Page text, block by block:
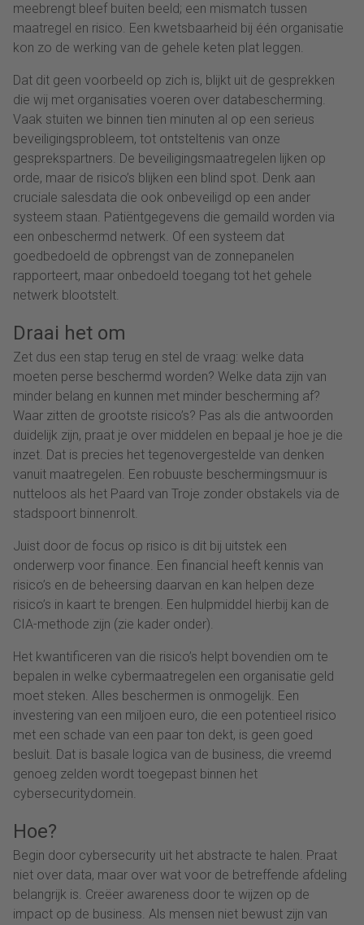
meebrengt bleef buiten beeld; een mismatch tussen
maatregel en risico. Een kwetsbaarheid bij één organisatie
kon zo de werking van de gehele keten plat leggen.
Dat dit geen voorbeeld op zich is, blijkt uit de gesprekken
die wij met organisaties voeren over databescherming.
Vaak stuiten we binnen tien minuten al op een serieus
beveiligingsprobleem, tot ontsteltenis van onze
gesprekspartners. De beveiligingsmaatregelen lijken op
orde, maar de risico’s blijken een blind spot. Denk aan
cruciale salesdata die ook onbeveiligd op een ander
systeem staan. Patiëntgegevens die gemaild worden via
een onbeschermd netwerk. Of een systeem dat
goedbedoeld de opbrengst van de zonnepanelen
rapporteert, maar onbedoeld toegang tot het gehele
netwerk blootstelt.
Draai het om
Zet dus een stap terug en stel de vraag: welke data
moeten perse beschermd worden? Welke data zijn van
minder belang en kunnen met minder bescherming af?
Waar zitten de grootste risico’s? Pas als die antwoorden
duidelijk zijn, praat je over middelen en bepaal je hoe je die
inzet. Dat is precies het tegenovergestelde van denken
vanuit maatregelen. Een robuuste beschermingsmuur is
nutteloos als het Paard van Troje zonder obstakels via de
stadspoort binnenrolt.
Juist door de focus op risico is dit bij uitstek een
onderwerp voor finance. Een financial heeft kennis van
risico’s en de beheersing daarvan en kan helpen deze
risico’s in kaart te brengen. Een hulpmiddel hierbij kan de
CIA-methode zijn (zie kader onder).
Het kwantificeren van die risico’s helpt bovendien om te
bepalen in welke cybermaatregelen een organisatie geld
moet steken. Alles beschermen is onmogelijk. Een
investering van een miljoen euro, die een potentieel risico
met een schade van een paar ton dekt, is geen goed
besluit. Dat is basale logica van de business, die vreemd
genoeg zelden wordt toegepast binnen het
cybersecuritydomein.
Hoe?
Begin door cybersecurity uit het abstracte te halen. Praat
niet over data, maar over wat voor de betreffende afdeling
belangrijk is. Creëer awareness door te wijzen op de
impact op de business. Als mensen niet bewust zijn van